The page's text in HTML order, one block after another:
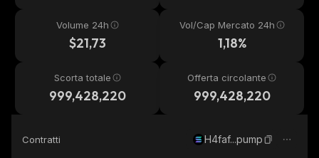
Volume 24h
$21,73
Vol/Cap Mercato 24h
1,18%
Scorta totale
999,428,220
Offerta circolante
999,428,220
Contratti H4faf...pump